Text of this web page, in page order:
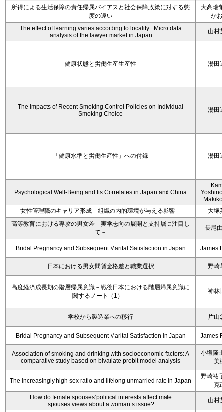
所得による生活保障の責任帰属バイアスと社会保障政策に対する態
度の違い
大髙瑞
か
The effect of learning varies according to locality : Micro data
analysis of the lawyer market in Japan
山村
健康状態と労働生産生産性 湯田
The Impacts of Recent Smoking Control Policies on Individual
Smoking Choice
湯田
「健康水準と労働生産性」への付録 湯田
Psychological Well-Being and Its Correlates in Japan and China
女性管理職のキャリア形成－組織の内的環境が与える影響－
大塚
高等教育における専攻の男女差－実学志向の展開と支持層に注目し
て－
長尾
Bridal Pregnancy and Subsequent Marital Satisfaction in Japan James
日本における男女間賃金格差と職業選択 野崎
高度経済成長期の階層帰属意識－戦後日本における階層帰属意識に
関するノート（1）－
神林
学校から製造業への移行 片山
Bridal Pregnancy and Subsequent Marital Satisfaction in Japan James
Association of smoking and drinking with socioeconomic factors: A
comparative study based on bivariate probit model analysis
小塩隆
美
The increasingly high sex ratio and lifelong unmarried rate in Japan
野崎祐
克
How do female spouses’political interests affect male
spouses’views about a woman’s issue?
山村